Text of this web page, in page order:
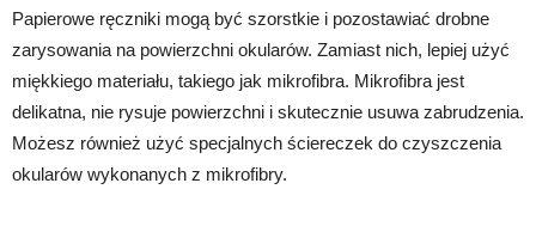
Papierowe ręczniki mogą być szorstkie i pozostawiać drobne
zarysowania na powierzchni okularów. Zamiast nich, lepiej użyć
miękkiego materiału, takiego jak mikrofibra. Mikrofibra jest
delikatna, nie rysuje powierzchni i skutecznie usuwa zabrudzenia.
Możesz również użyć specjalnych ściereczek do czyszczenia
okularów wykonanych z mikrofibry.